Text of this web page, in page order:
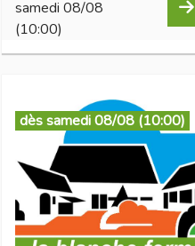
samedi 08/08
(10:00)
dès samedi 08/08 (10:00)